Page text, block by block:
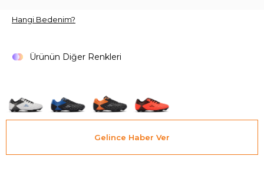
Hangi Bedenim?
Ürünün Diğer Renkleri
Gelince Haber Ver